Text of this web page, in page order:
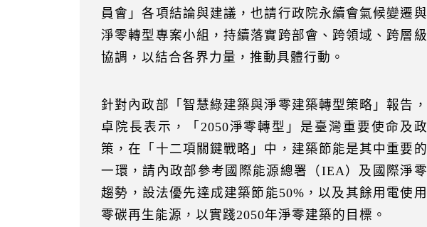
員會」各項結論與建議，也請行政院永續會氣候變遷與
淨零轉型專案小組，持續落實跨部會、跨領域、跨層級
協調，以結合各界力量，推動具體行動。
針對內政部「智慧綠建築與淨零建築轉型策略」報告，
卓院長表示，「2050淨零轉型」是臺灣重要使命及政
策，在「十二項關鍵戰略」中，建築節能是其中重要的
一環，請內政部參考國際能源總署（IEA）及國際淨零
趨勢，設法優先達成建築節能50%，以及其餘用電使用
零碳再生能源，以實踐2050年淨零建築的目標。